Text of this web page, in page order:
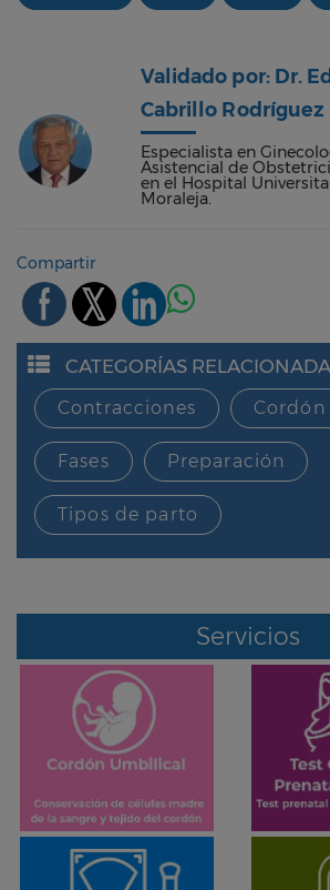
Validado por: Dr.
Cabrillo Rodríguez
Especialista en
Asistencial de
en el Hospital
Moraleja.
Compartir
CATEGORÍAS
Contracciones Cordón
Fases Preparación
Tipos de parto
Servicios